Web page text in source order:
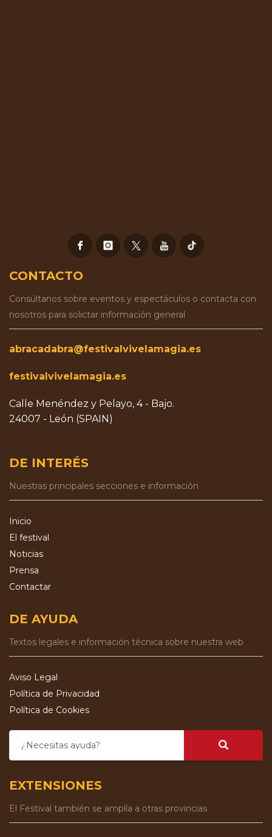
CONTACTO
Consúltanos sobre eventos y espectáculos o contacta con
nosotros para solictar información general
abracadabra@festivalvivelamagia.es
festivalvivelamagia.es
Calle Menéndez y Pelayo, 4 - Bajo.
24007 - León (SPAIN)
DE INTERÉS
Nuestras principales secciones e información
Inicio
El festival
Noticias
Prensa
Contactar
DE AYUDA
Textos legales e información técnica sobre nuestra web
Aviso Legal
Política de Privacidad
Política de Cookies
¿Necesitas ayuda?
EXTENSIONES
El Festival también se amplía a otras provincias